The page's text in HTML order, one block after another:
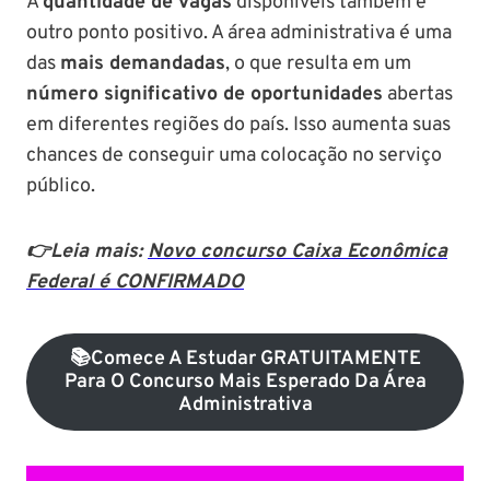
outro ponto positivo. A área administrativa é uma
das mais demandadas, o que resulta em um
número significativo de oportunidades abertas
em diferentes regiões do país. Isso aumenta suas
chances de conseguir uma colocação no serviço
público.
👉Leia mais:Novo concurso Caixa Econômica
Federal é CONFIRMADO
📚Comece A Estudar GRATUITAMENTE
Para O Concurso Mais Esperado Da Área
Administrativa